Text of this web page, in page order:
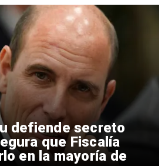
defiende secreto
que Fiscalía
en la mayoría de